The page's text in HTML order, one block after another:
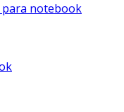
para notebook